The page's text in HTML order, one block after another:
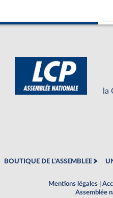
la
BOUTIQUE DE L'ASSEMBLEE
Mentions légales
Assemblée